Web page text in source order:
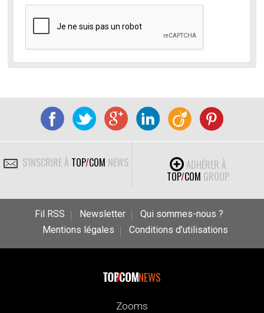
S'INSCRIRE À TOP/COM NEWS
ADHÉRER À
TOP/COM GROUP
Fil RSS Newsletter
Qui sommes-nous ?
Mentions légales
Conditions d’utilisations
NEWS
Zooms